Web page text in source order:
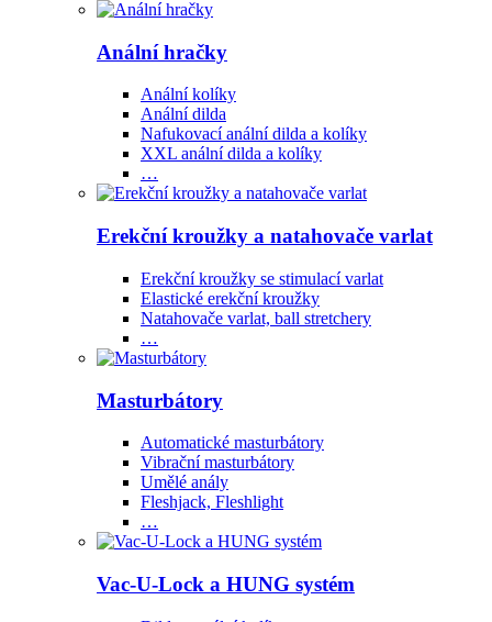
Anální hračky
Anální kolíky
Anální dilda
Nafukovací anální dilda a kolíky
XXL anální dilda a kolíky
…
Erekční kroužky a natahovače varlat
Erekční kroužky se stimulací varlat
Elastické erekční kroužky
Natahovače varlat, ball stretchery
…
Masturbátory
Automatické masturbátory
Vibrační masturbátory
Umělé anály
Fleshjack, Fleshlight
…
Vac-U-Lock a HUNG systém